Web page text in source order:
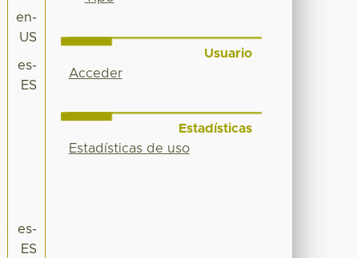
en-
US
es-
ES
es-
ES
Usuario
Acceder
Estadísticas
Estadísticas de uso